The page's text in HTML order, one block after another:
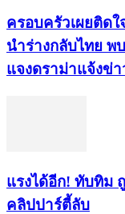
ครอบครัวเผยติดใ
นำร่างกลับไทย พ
แจงดราม่าแจ้งข่า
แรงได้อีก! ทับทิม
คลิปปาร์ตี้ลับ